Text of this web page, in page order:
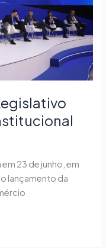
23 de junho, em
lançamento da